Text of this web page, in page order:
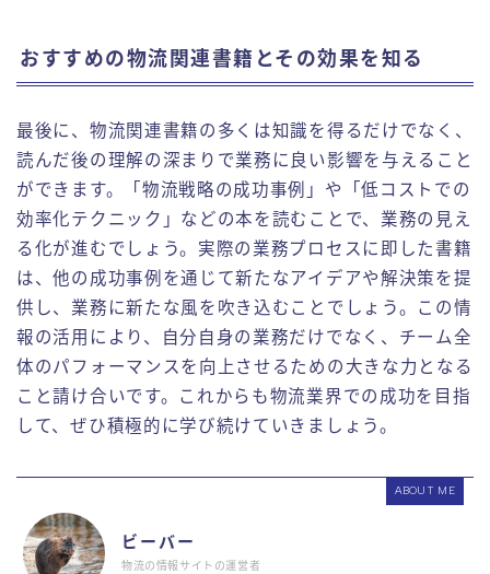
おすすめの物流関連書籍とその効果を知る
最後に、物流関連書籍の多くは知識を得るだけでなく、
読んだ後の理解の深まりで業務に良い影響を与えること
ができます。「物流戦略の成功事例」や「低コストでの
効率化テクニック」などの本を読むことで、業務の見え
る化が進むでしょう。実際の業務プロセスに即した書籍
は、他の成功事例を通じて新たなアイデアや解決策を提
供し、業務に新たな風を吹き込むことでしょう。この情
報の活用により、自分自身の業務だけでなく、チーム全
体のパフォーマンスを向上させるための大きな力となる
こと請け合いです。これからも物流業界での成功を目指
して、ぜひ積極的に学び続けていきましょう。
ABOUT ME
ビーバー
物流の情報サイトの運営者